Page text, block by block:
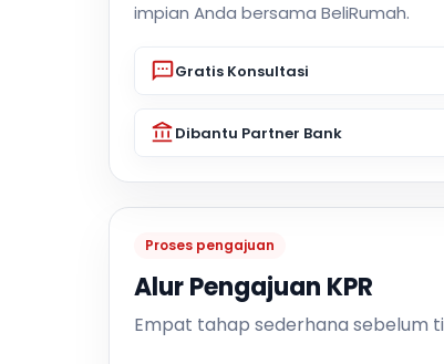
impian Anda bersama BeliRumah.
Gratis Konsultasi
Dibantu Partner Bank
Proses pengajuan
Alur Pengajuan KPR
Empat tahap sederhana sebelum